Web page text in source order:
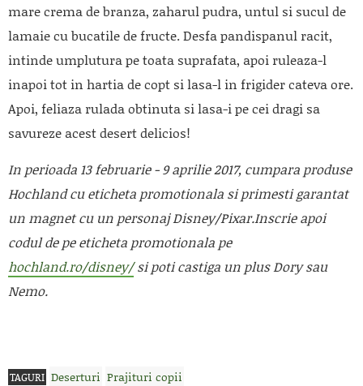
mare crema de branza, zaharul pudra, untul si sucul de
lamaie cu bucatile de fructe. Desfa pandispanul racit,
intinde umplutura pe toata suprafata, apoi ruleaza-l
inapoi tot in hartia de copt si lasa-l in frigider cateva ore.
Apoi, feliaza rulada obtinuta si lasa-i pe cei dragi sa
savureze acest desert delicios!
In perioada 13 februarie - 9 aprilie 2017, cumpara produse
Hochland cu eticheta promotionala si primesti garantat
un magnet cu un personaj Disney/Pixar.Inscrie apoi
codul de pe eticheta promotionala pe
hochland.ro/disney/si poti castiga un plus Dory sau
Nemo.
TAGURI Deserturi Prajituri copii